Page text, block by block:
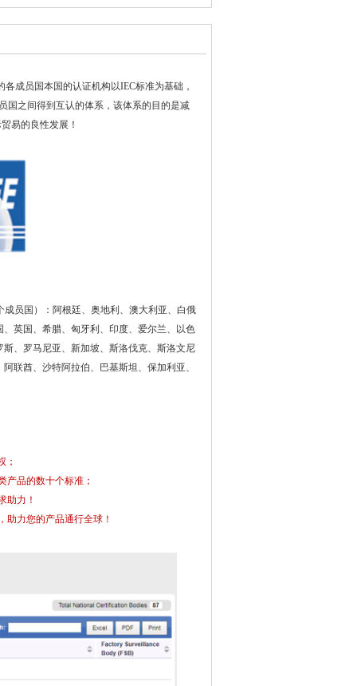
成员国本国的认证机构以IEC标准为基础，
国之间得到互认的体系，该体系的目的是减
易的良性发展！
员国）：阿根廷、奥地利、澳大利亚、白俄
英国、希腊、匈牙利、印度、爱尔兰、以色
、罗马尼亚、新加坡、斯洛伐克、斯洛文尼
联酋、沙特阿拉伯、巴基斯坦、保加利亚、
；
产品的数十个标准；
助力！
助力您的产品通行全球！